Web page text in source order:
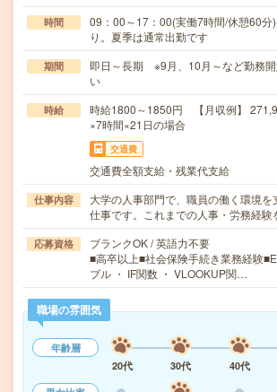
時間
09：00～17：00(実働7時間/休憩60分
り。夏季は通常出勤です
期間
即日～長期 ※9月、10月～など勤務開
い
時給
時給1800～1850円 【月収例】
×7時間×21日の場合
交通費
交通費全額支給・残業代支給
仕事内容
大学の人事部門で、職員の働く環境を
仕事です。これまでの人事・労務経
応募資格
ブランクOK / 英語力不要
■高卒以上■社会保険手続き業務経験
ブル ・ IF関数 ・ VLOOKUP関…
職場の雰囲気
年齢層
20代
30代 40代